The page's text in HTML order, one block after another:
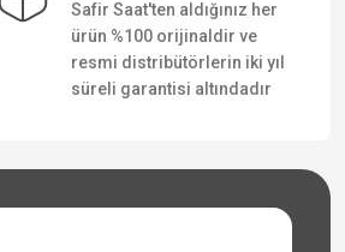
Safir Saat'ten aldığınız her
ürün %100 orijinaldir ve
resmi distribütörlerin iki yıl
süreli garantisi altındadır